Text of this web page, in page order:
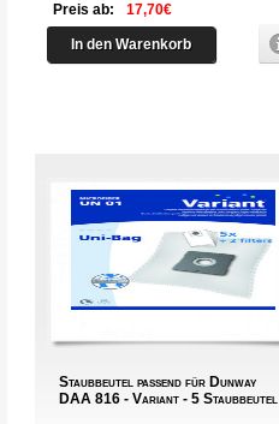
Preis ab: 17,70€
In den Warenkorb
Staubbeutel passend für Dunway
DAA 816 - Variant - 5 Staubbeutel